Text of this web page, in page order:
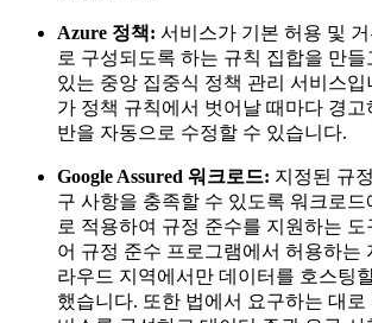
Azure 정책: 서비스가 기본 허용 및
로 구성되도록 하는 규칙 집합을 만
있는 중앙 집중식 정책 관리 서비스입
가 정책 규칙에서 벗어날 때마다 경고
반을 자동으로 수정할 수 있습니다.
Google Assured 워크로드: 지정된 규
구 사항을 충족할 수 있도록 워크로드
로 적용하여 규정 준수를 지원하는
어 규정 준수 프로그램에서 허용하는
라우드 지역에서만 데이터를 호스팅
했습니다. 또한 법에서 요구하는 대로